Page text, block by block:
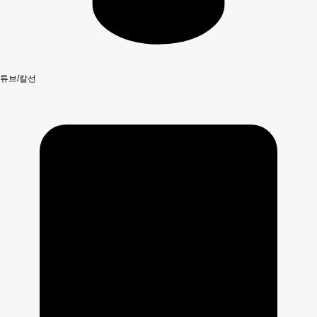
튜브/칼선